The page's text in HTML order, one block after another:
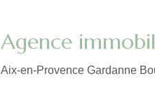
Agence
Aix-en-Provence Gardanne